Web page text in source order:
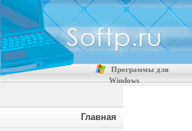
Программы для
Windows
Главная